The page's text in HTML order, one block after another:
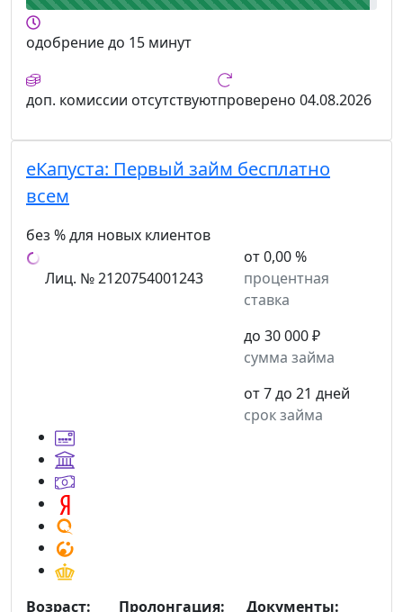
одобрениедо 15 минут
доп. комиссии отсутствуютпроверено 04.08.2026
еКапуста: Первый займ бесплатно
всем
без % для новых клиентов
Лиц. № 2120754001243
от 0,00 %
процентная
ставка
до 30 000 ₽
сумма займа
от 7 до 21 дней
срок займа
Возраст:
Пролонгация:
Документы: